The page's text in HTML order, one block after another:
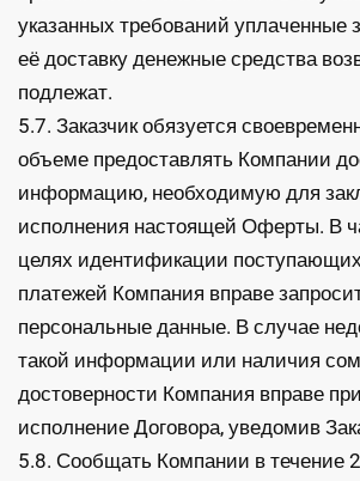
указанных требований уплаченные
её доставку денежные средства
подлежат.
5.7. Заказчик обязуется
объеме предоставлять Компании
информацию, необходимую для
исполнения настоящей Оферты. В
целях идентификации поступающих
платежей Компания вправе
персональные данные. В случае
такой информации или наличия
достоверности Компания вправе
исполнение Договора, уведомив
5.8. Сообщать Компании в течение